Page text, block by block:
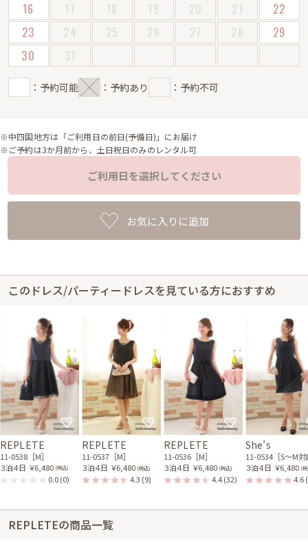
16
17 18 19 20 21
22
23
24 25 26 27 28
29
30
31
：予約可能 ：予約あり ：予約不可
※中四国地方は「ご利用日の前日(予備日)」にお届け
※ご予約は3か月前から、土日祝日のみのレンタル可
ご利用日を選択してください
お気に入りに追加
このドレス/パーティードレスを見ている方におすすめ
REPLETE
11-0538［M］
３泊４日 ￥6,480 (税込)
0.0(0)
REPLETE
11-0537［M］
３泊４日 ￥6,480 (税込)
4.3 (9)
REPLETE
11-0536［M］
３泊４日 ￥6,480 (税込)
4.4(32)
She’s
11-0534［S〜M
３泊４日 ￥6,480 (
4.6
REPLETEの商品一覧